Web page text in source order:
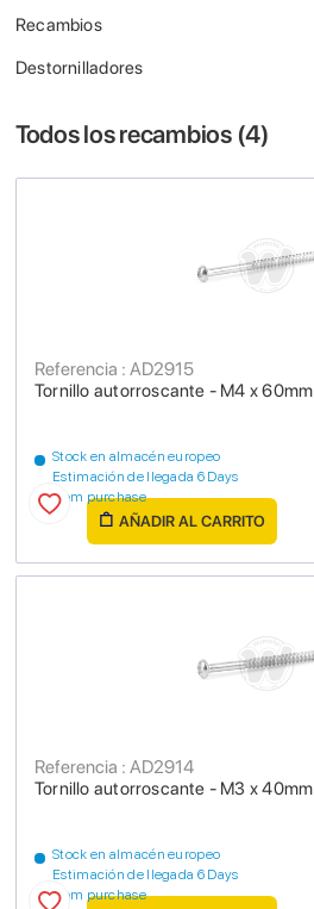
Recambios
Destornilladores
Todos los recambios (4)
Tornillo autorroscante - M4 x 60mm
Referencia : AD2915
Stock en almacén europeo
Estimación de llegada 6 Days
from purchase
AÑADIR AL CARRITO
Tornillo autorroscante - M3 x 40mm
Referencia : AD2914
Stock en almacén europeo
Estimación de llegada 6 Days
from purchase